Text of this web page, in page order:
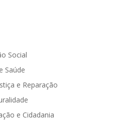
Social
Saúde
e Reparação
e Cidadania